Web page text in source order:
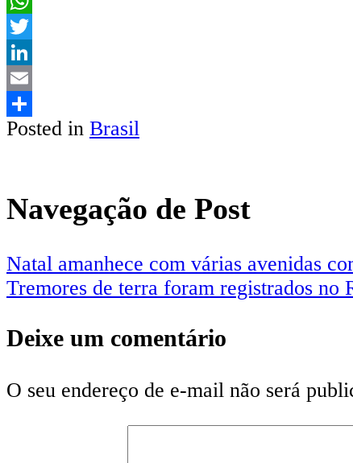
WhatsApp
Twitter
LinkedIn
Email
Share
Posted in Brasil
Navegação de Post
Natal amanhece com várias avenidas
Tremores de terra foram registrados no
Deixe um comentário
O seu endereço de e-mail não será